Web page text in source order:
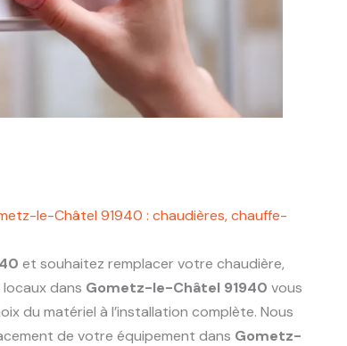
le-Châtel 91940 : chaudières, chauffe-
et souhaitez remplacer votre chaudière,
dans Gometz-le-Châtel 91940 vous
du matériel à l’installation complète. Nous
de votre équipement dans Gometz-